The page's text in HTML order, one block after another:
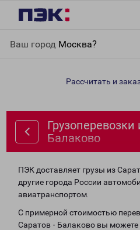
Ваш город Москва?
Балаково
Рассчитать и
Балаково
ПЭК доставляет грузы из
другие города России
авиатранспортом.
С примерной стоимостью
Саратов - Балаково вы можете